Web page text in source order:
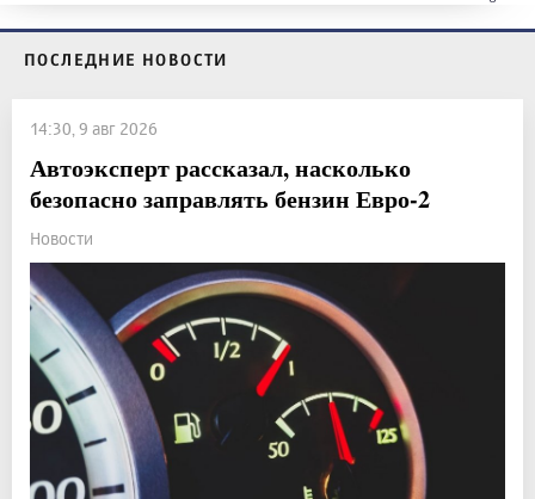
ПОСЛЕДНИЕ НОВОСТИ
14:30, 9 авг 2026
Автоэксперт рассказал, насколько
безопасно заправлять бензин Евро-2
Новости